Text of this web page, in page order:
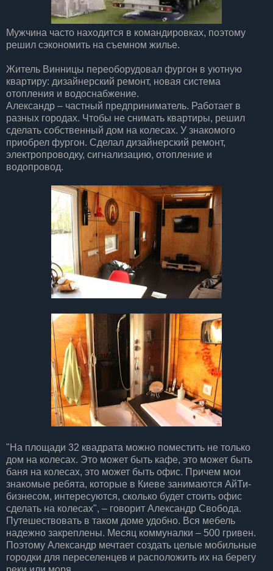
Мужчина часто находится в командировках, поэтому
решил сэкономить на съемном жилье.
Житель Винницы переоборудовал фургон в уютную
квартиру: дизайнерский ремонт, новая система
отопления и водоснабжение.
Александр – частный предприниматель. Работает в
разных городах. Чтобы не снимать квартиры, решил
сделать собственный дом на колесах. У знакомого
приобрел фургон. Сделал дизайнерский ремонт,
электропроводку, сигнализацию, отопление и
водопровод.
"На площади 32 квадрата можно поместить не только
дом на колесах. Это может быть кафе, это может быть
баня на колесах, это может быть офис. Причем мои
знакомые ребята, которые в Киеве занимаются АйТи-
бизнесом, интересуются, сколько будет стоить офис
сделать на колесах", – говорит Александр Свобода.
Путешествовать в таком доме удобно. Вся мебель
надежно закреплены. Месяц коммуналки – 500 гривен.
Поэтому Александр мечтает создать целые мобильные
городки для переселенцев и расположить их на берегу